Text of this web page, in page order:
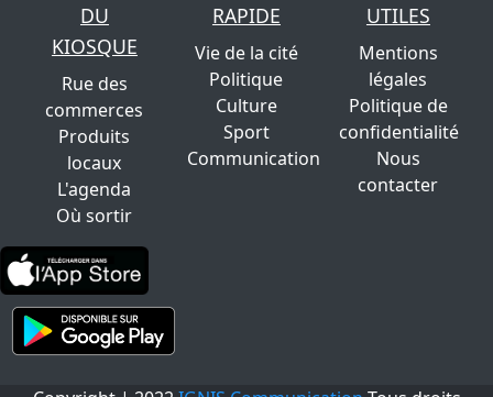
DU
KIOSQUE
Rue des
commerces
Produits
locaux
L'agenda
Où sortir
RAPIDE
Vie de la cité
Politique
Culture
Sport
Communication
UTILES
Mentions
légales
Politique de
confidentialité
Nous
contacter